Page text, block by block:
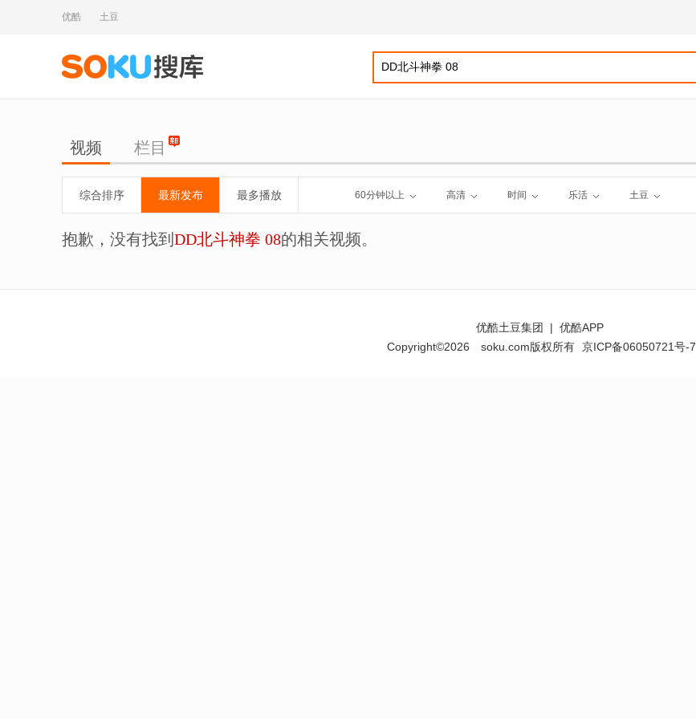
优酷 土豆
视频 栏目
综合排序 最新发布 最多播放 60分钟以上 高清 时间 乐活 土豆
抱歉，没有找到 DD北斗神拳 08的相关视频。
优酷土豆集团 | 优酷APP
Copyright©2026
soku.com版权所有 京ICP备06050721号-7